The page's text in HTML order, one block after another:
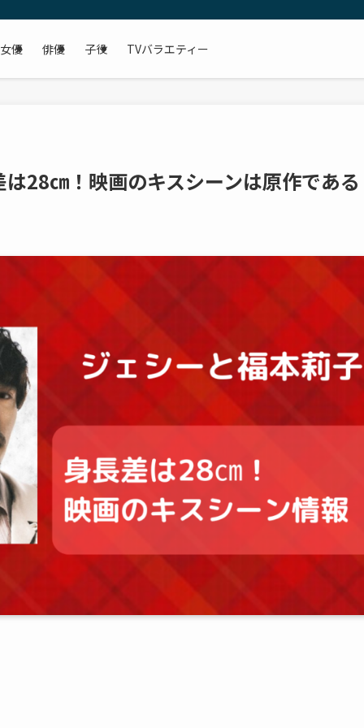
女優 俳優 子役 TVバラエティー
28㎝！映画のキスシーンは原作であ